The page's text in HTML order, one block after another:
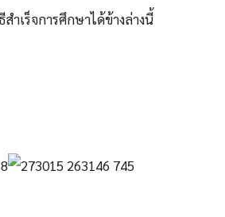
ำเร็จการศึกษาได้ข้างล่างนี้